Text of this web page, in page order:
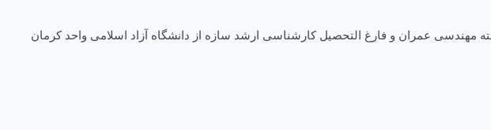
شد . تحصیلات دانشگاهی او در رشته مهندسی عمران و فارغ التحصیل کارشناسی ارشد سازه از دانشگاه آزاد اسلامی واحد کرمان